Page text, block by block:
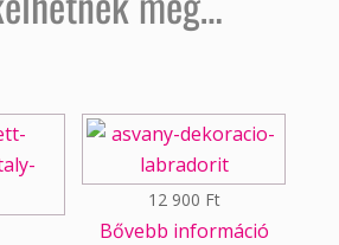
12 900 Ft
Bővebb információ